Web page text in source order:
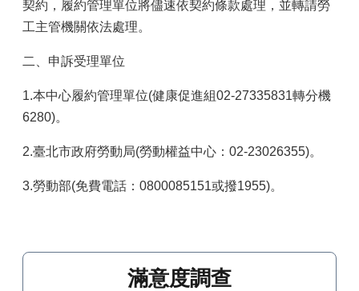
契約，履約管理單位將儘速依契約條款處理，並轉請勞
工主管機關依法處理。
二、申訴受理單位
1.本中心履約管理單位(健康促進組02-27335831轉分機
6280)。
2.臺北市政府勞動局(勞動權益中心：02-23026355)。
3.勞動部(免費電話：0800085151或撥1955)。
滿意度調查